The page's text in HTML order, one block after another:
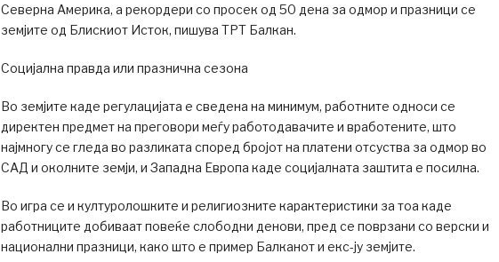
Северна Америка, а рекордери со просек од 50 дена за одмор и празници се
земјите од Блискиот Исток, пишува ТРТ Балкан.
Социјална правда или празнична сезона
Во земјите каде регулацијата е сведена на минимум, работните односи се
директен предмет на преговори меѓу работодавачите и вработените, што
најмногу се гледа во разликата според бројот на платени отсуства за одмор во
САД и околните земји, и Западна Европа каде социјалната заштита е посилна.
Во игра се и културолошките и религиозните карактеристики за тоа каде
работниците добиваат повеќе слободни денови, пред се поврзани со верски и
национални празници, како што е пример Балканот и екс-ју земјите.